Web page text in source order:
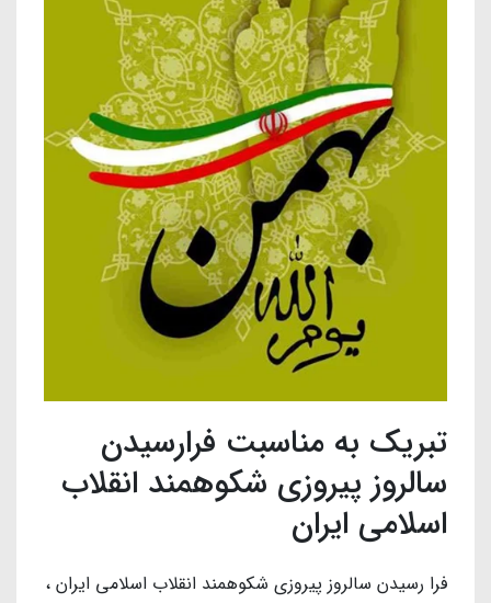
تبریک به مناسبت فرارسیدن
سالروز پیروزی شکوهمند انقلاب
اسلامی ایران
فرا رسیدن سالروز پیروزی شکوهمند انقلاب اسلامی ایران ،